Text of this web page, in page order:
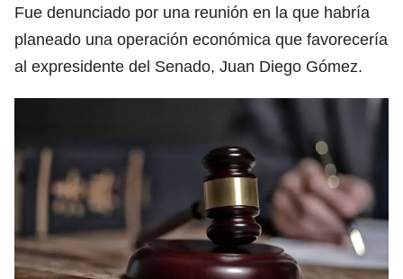
Fue denunciado por una reunión en la que habría
planeado una operación económica que favorecería
al expresidente del Senado, Juan Diego Gómez.